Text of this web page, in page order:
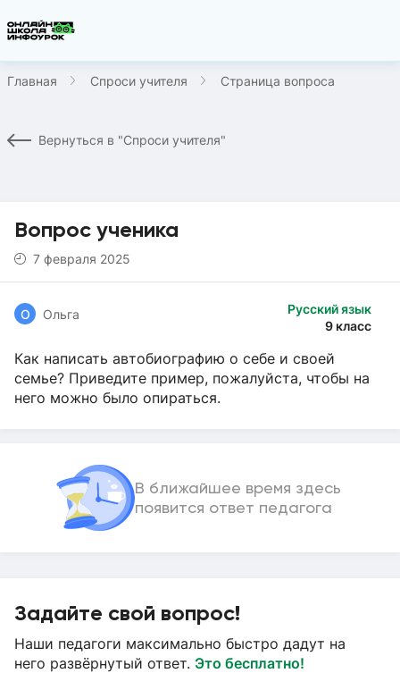
Главная Спроси учителя Страница вопроса
Вернуться в "Спроси учителя"
Вопрос ученика
7 февраля 2025
Русский язык
9 класс
О Ольга
Как написать автобиографию о себе и своей
семье? Приведите пример, пожалуйста, чтобы на
него можно было опираться.
В ближайшее время здесь
появится ответ педагога
Задайте свой вопрос!
Наши педагоги максимально быстро дадут на
него развёрнутый ответ. Это бесплатно!